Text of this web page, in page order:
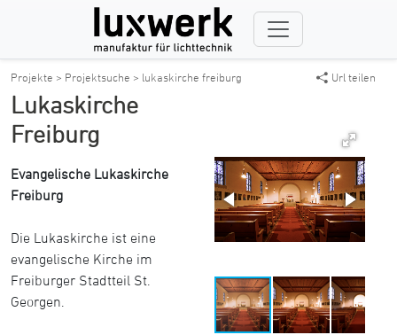
Projekte > Projektsuche > lukaskirche freiburg Url teilen
Lukaskirche
Freiburg
Evangelische Lukaskirche
Freiburg
Die Lukaskirche ist eine
evangelische Kirche im
Freiburger Stadtteil St.
Georgen.